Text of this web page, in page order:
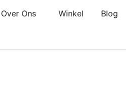
Over Ons Winkel Blog